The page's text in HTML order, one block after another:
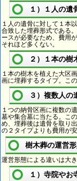
１）１人の遺
１人の遺骨に対して１本
合致した埋葬形式である
ースが必要なため、費用
それほど多くない。
２）１本の樹
１本の樹木を植えた大区
画に埋葬するタイプ。こ
３）複数人の
１つの納骨区画に複数の
墓や集合墓に当たる。こ
め、埋葬後は遺骨を取り
の２タイプよりも費用が
樹木葬の運営
運営形態による違いは大
１）寺院やお